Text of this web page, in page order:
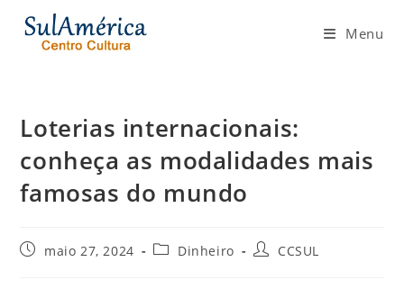
para
Menu
Loterias internacionais:
conheça as modalidades mais
famosas do mundo
Postmaio 27, 2024
Categoria
Dinheiro
AutorCCSUL